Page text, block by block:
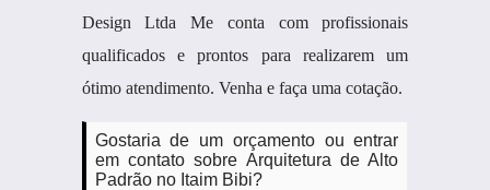
Design Ltda Me conta com profissionais
qualificados e prontos para realizarem um
ótimo atendimento. Venha e faça uma cotação.
Gostaria de um orçamento ou entrar
em contato sobre Arquitetura de Alto
Padrão no Itaim Bibi?